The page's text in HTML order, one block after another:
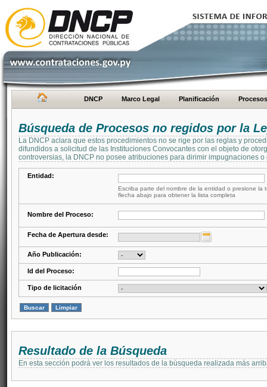
DNCP Marco Legal Planificación Procesos
Búsqueda de Procesos no regidos por la
La DNCP aclara que estos procedimientos no se rige por las reglas y
difundidos a solicitud de las Instituciones Convocantes con el objeto de
controversias, la DNCP no posee atribuciones para dirimir impugnaciones
Entidad:
Escriba parte del nombre de la entidad o presione la
flecha abajo para obtener la lista completa
Nombre del Proceso:
Fecha de Apertura desde:
Año Publicación:
Id del Proceso:
Tipo de licitación
Resultado de la Búsqueda
En esta sección podrá ver los resultados de la búsqueda realizada más